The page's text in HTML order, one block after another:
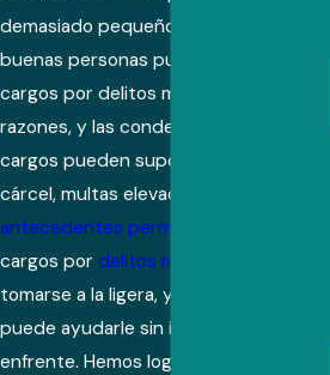
demasiado pequeño para nosotros. Las
buenas personas pueden enfrentarse a
cargos por delitos menores por varias
razones, y las condenas por estos
cargos pueden suponer tiempo de
cárcel, multas elevadas y
antecedentes permanentes
cargos por delitos menores
tomarse a la ligera, y nuestro bufete
puede ayudarle sin importar a lo que se
enfrente. Hemos logrado desestimar